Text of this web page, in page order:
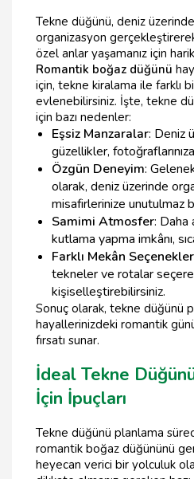
Tekne düğünü, deniz
organizasyon
özel anlar yaşamanız için
Romantik boğaz düğünü
için, tekne kiralama ile farklı
evlenebilirsiniz. İşte, tekne
için bazı nedenler:
Eşsiz Manzaralar: Deniz
güzellikler,
Özgün Deneyim:
olarak, deniz üzerinde
misafirlerinize unutulmaz
Samimi Atmosfer: Daha
kutlama yapma imkânı,
Farklı Mekân
tekneler ve rotalar
kişiselleştirebilirsiniz.
Sonuç olarak, tekne düğünü
hayallerinizdeki romantik
fırsatı sunar.
İdeal Tekne
İçin İpuçları
Tekne düğünü planlama
romantik boğaz düğününü
heyecan verici bir yolculuk